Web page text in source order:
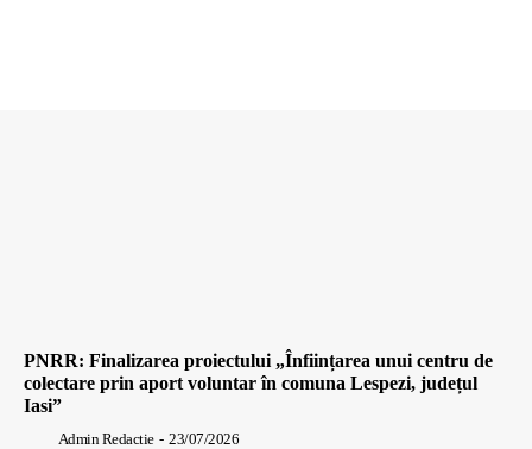
PNRR: Finalizarea proiectului „Înființarea unui centru de
colectare prin aport voluntar în comuna Lespezi, județul
Iasi”
Admin Redactie - 23/07/2026